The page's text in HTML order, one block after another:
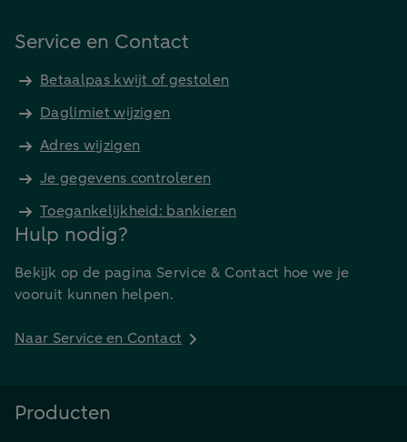
Service en Contact
Betaalpas kwijt of gestolen
Daglimiet wijzigen
Adres wijzigen
Je gegevens controleren
Toegankelijkheid: bankieren
Hulp nodig?
Bekijk op de pagina Service & Contact hoe we je
vooruit kunnen helpen.
Naar Service en Contact
Producten